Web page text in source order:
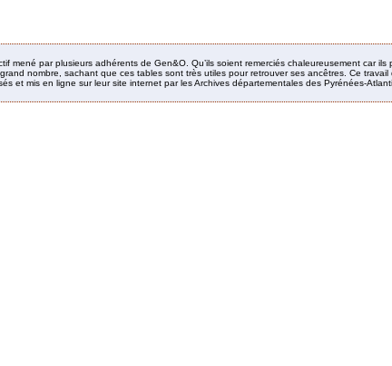
mené par plusieurs adhérents de Gen&O. Qu’ils soient remerciés chaleureusement car ils
nombre, sachant que ces tables sont très utiles pour retrouver ses ancêtres. Ce travail
et mis en ligne sur leur site internet par les Archives départementales des Pyrénées-